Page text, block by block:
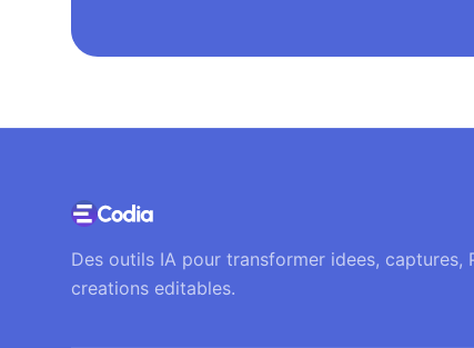
Des outils IA pour transformer idees, captures,
creations editables.